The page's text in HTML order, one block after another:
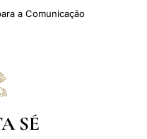
a Comunicação
SÉ